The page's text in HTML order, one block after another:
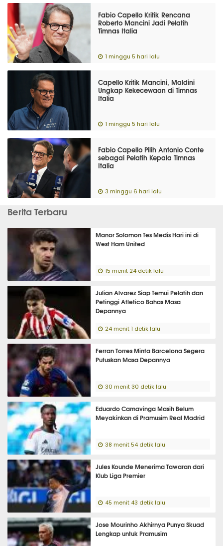
Fabio Capello Kritik Rencana
Roberto Mancini Jadi Pelatih
Timnas Italia
1 minggu 5 hari lalu
Capello Kritik Mancini, Maldini
Ungkap Kekecewaan di Timnas
Italia
1 minggu 5 hari lalu
Fabio Capello Pilih Antonio Conte
sebagai Pelatih Kepala Timnas
Italia
3 minggu 6 hari lalu
Berita Terbaru
Manor Solomon Tes Medis Hari ini di
West Ham United
15 menit 24 detik lalu
Julian Alvarez Siap Temui Pelatih dan
Petinggi Atletico Bahas Masa
Depannya
24 menit 1 detik lalu
Ferran Torres Minta Barcelona Segera
Putuskan Masa Depannya
30 menit 30 detik lalu
Eduardo Camavinga Masih Belum
Meyakinkan di Pramusim Real Madrid
38 menit 54 detik lalu
Jules Kounde Menerima Tawaran dari
Klub Liga Premier
45 menit 43 detik lalu
Jose Mourinho Akhirnya Punya Skuad
Lengkap untuk Pramusim